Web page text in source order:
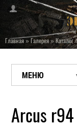
Главная»Галерея»Каталог
МЕНЮ
Arcus r94